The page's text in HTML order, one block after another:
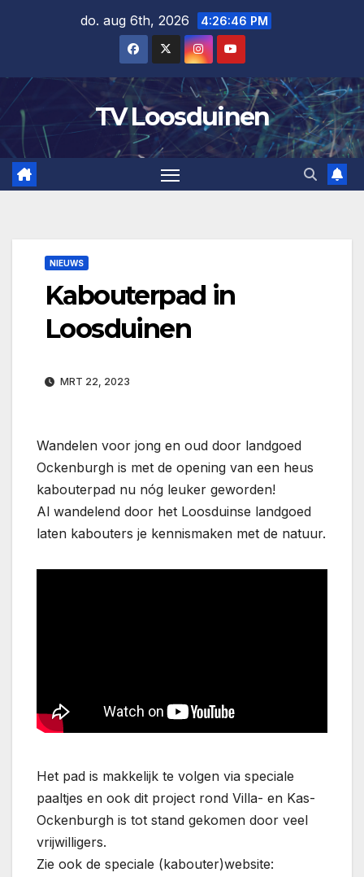
inhoud
do. aug 6th, 2026 4:26:47 PM
TV Loosduinen
NIEUWS
Kabouterpad in
Loosduinen
MRT 22, 2023
Wandelen voor jong en oud door landgoed
Ockenburgh is met de opening van een heus
kabouterpad nu nóg leuker geworden!
Al wandelend door het Loosduinse landgoed
laten kabouters je kennismaken met de natuur.
Het pad is makkelijk te volgen via speciale
paaltjes en ook dit project rond Villa- en Kas-
Ockenburgh is tot stand gekomen door veel
vrijwilligers.
Zie ook de speciale (kabouter)website: